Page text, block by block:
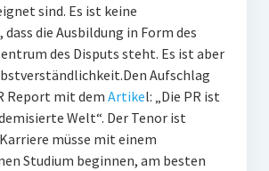
sind. Es ist keine
dass die Ausbildung in Form des
des Disputs steht. Es ist aber
Aufschlag
Report mit dem Artikel: „Die PR ist
Welt“. Der Tenor ist
müsse mit einem
Studium beginnen, am besten